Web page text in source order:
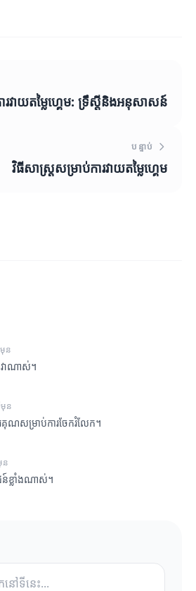
រវាយតម្លៃហ្គេម: ទ្រឹស្តីនិងអនុសាសន៍
បន្ទាប់
វិធីសាស្ត្រ​សម្រាប់ការវាយតម្លៃហ្គេម
ន
វាណាស់។
ន
ណសម្រាប់ការចែករំលែក។
ន
ន៍ខ្លាំងណាស់។